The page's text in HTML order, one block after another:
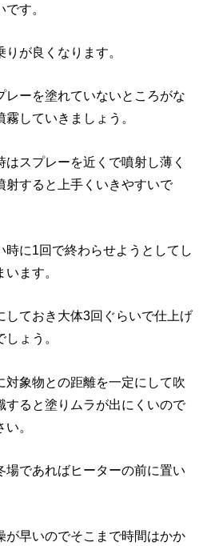
す。
が良くなります。
レーを塗れていないところがな
していきましょう。
スプレーを近くで噴射し薄く
射すると上手くいきやすいで
時に1回で終わらせようとしてし
ます。
しておき大体3回ぐらいで仕上げ
ょう。
対象物との距離を一定にして吹
すると塗りムラが出にくいので
。
場であればヒーターの前に置い
が早いのでそこまで時間はかか